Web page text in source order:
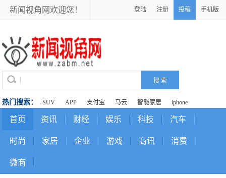
新闻视角网欢迎您！ 登陆 注册 投稿 手机版
热门搜索： SUV APP 支付宝 马云 智能家居 iphone
首页 资讯 财经 娱乐 科技 汽车
时尚 家居 企业 游戏 商讯 消费
微商